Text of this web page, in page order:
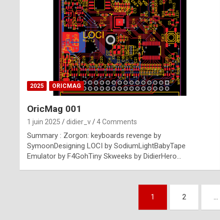
2025 ORICMAG
OricMag 001
1 juin 2025 didier_v 4 Comments
Summary : Zorgon: keyboards revenge by
SymoonDesigning LOCI by SodiumLightBabyTape
Emulator by F4GohTiny Skweeks by DidierHero…
1 2 …